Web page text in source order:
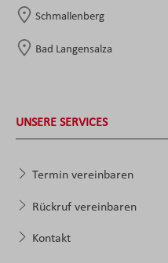
Schmallenberg
Bad Langensalza
UNSERE SERVICES
Termin vereinbaren
Rückruf vereinbaren
Kontakt